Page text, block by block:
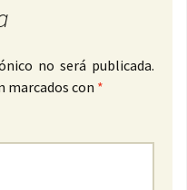
no será publicada.
marcados con *